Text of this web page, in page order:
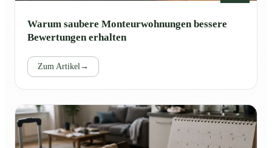
Warum saubere Monteurwohnungen bessere
Bewertungen erhalten
Zum Artikel→